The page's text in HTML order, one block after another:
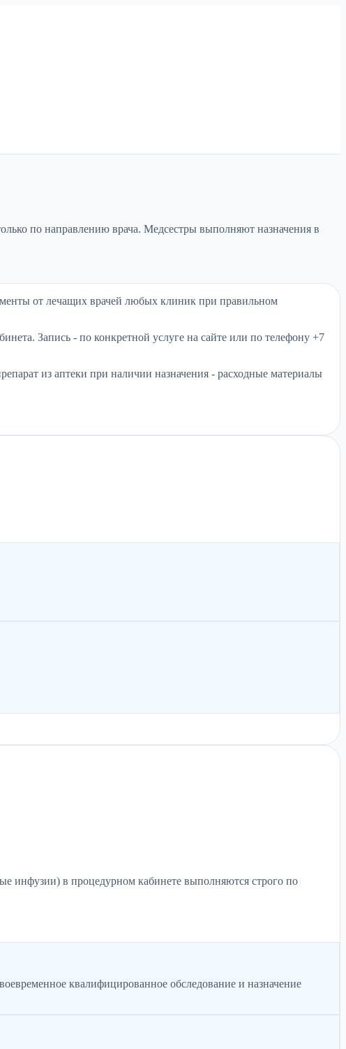
по направлению врача. Медсестры выполняют назначения в
от лечащих врачей любых клиник при правильном
Запись - по конкретной услуге на сайте или по телефону +7
из аптеки при наличии назначения - расходные материалы
в процедурном кабинете выполняются строго по
квалифицированное обследование и назначение